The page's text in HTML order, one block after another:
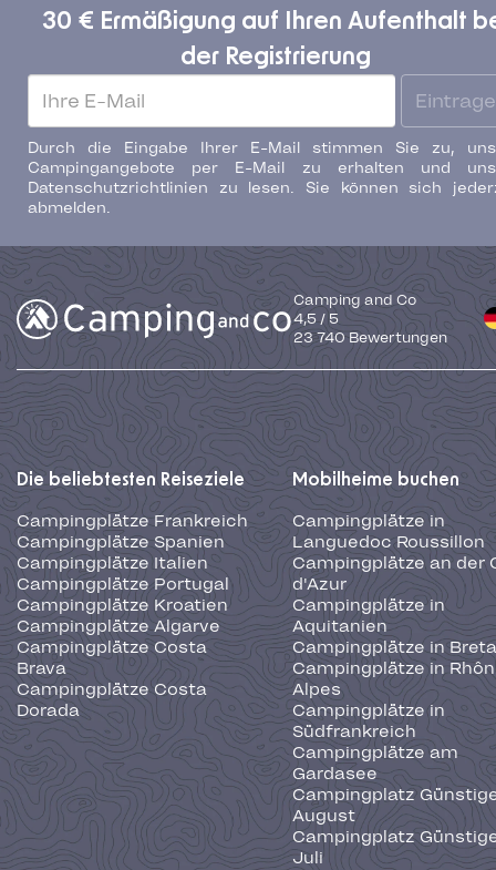
30 € Ermäßigung auf Ihren Aufenthalt
der Registrierung
Durch die Eingabe Ihrer E-Mail stimmen Sie zu,
Campingangebote per E-Mail zu erhalten und
Datenschutzrichtlinien zu lesen. Sie können sich
abmelden.
Camping and Co
4,5 / 5
23 740 Bewertungen
Die beliebtesten Reiseziele
Campingplätze Frankreich
Campingplätze Spanien
Campingplätze Italien
Campingplätze Portugal
Campingplätze Kroatien
Campingplätze Algarve
Campingplätze Costa
Brava
Campingplätze Costa
Dorada
Mobilheime buchen
Campingplätze in
Languedoc Roussillon
Campingplätze an der
d'Azur
Campingplätze in
Aquitanien
Campingplätze in
Campingplätze in
Alpes
Campingplätze in
Südfrankreich
Campingplätze am
Gardasee
Campingplatz
August
Campingplatz
Juli